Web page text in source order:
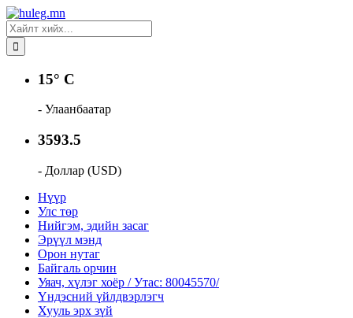
15° C
- Улаанбаатар
3593.5
- Доллар (USD)
Нүүр
Улс төр
Нийгэм, эдийн засаг
Эрүүл мэнд
Орон нутаг
Байгаль орчин
Уяач, хүлэг хоёр / Утас: 80045570/
Үндэсний үйлдвэрлэгч
Хууль эрх зүй